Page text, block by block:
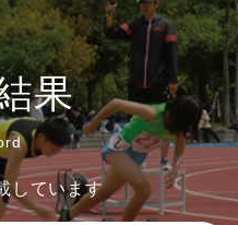
城陸協第1回記録会
が困難な日程となっ
ただきます。
の結果をアップし
果
しています